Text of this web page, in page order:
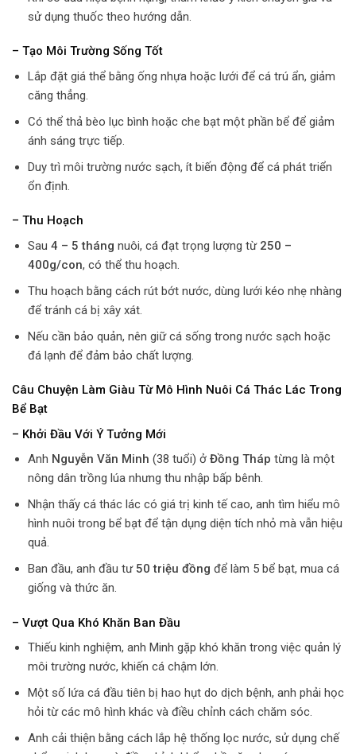
sử dụng thuốc theo hướng dẫn.
– Tạo Môi Trường Sống Tốt
Lắp đặt giá thể bằng ống nhựa hoặc lưới để cá trú ẩn, giảm
căng thẳng.
Có thể thả bèo lục bình hoặc che bạt một phần bể để giảm
ánh sáng trực tiếp.
Duy trì môi trường nước sạch, ít biến động để cá phát triển
ổn định.
– Thu Hoạch
Sau 4 – 5 tháng nuôi, cá đạt trọng lượng từ 250 –
400g/con, có thể thu hoạch.
Thu hoạch bằng cách rút bớt nước, dùng lưới kéo nhẹ nhàng
để tránh cá bị xây xát.
Nếu cần bảo quản, nên giữ cá sống trong nước sạch hoặc
đá lạnh để đảm bảo chất lượng.
Câu Chuyện Làm Giàu Từ Mô Hình Nuôi Cá Thác Lác Trong
Bể Bạt
– Khởi Đầu Với Ý Tưởng Mới
Anh Nguyễn Văn Minh (38 tuổi) ở Đồng Tháp từng là một
nông dân trồng lúa nhưng thu nhập bấp bênh.
Nhận thấy cá thác lác có giá trị kinh tế cao, anh tìm hiểu mô
hình nuôi trong bể bạt để tận dụng diện tích nhỏ mà vẫn hiệu
quả.
Ban đầu, anh đầu tư 50 triệu đồng để làm 5 bể bạt, mua cá
giống và thức ăn.
– Vượt Qua Khó Khăn Ban Đầu
Thiếu kinh nghiệm, anh Minh gặp khó khăn trong việc quản lý
môi trường nước, khiến cá chậm lớn.
Một số lứa cá đầu tiên bị hao hụt do dịch bệnh, anh phải học
hỏi từ các mô hình khác và điều chỉnh cách chăm sóc.
Anh cải thiện bằng cách lắp hệ thống lọc nước, sử dụng chế